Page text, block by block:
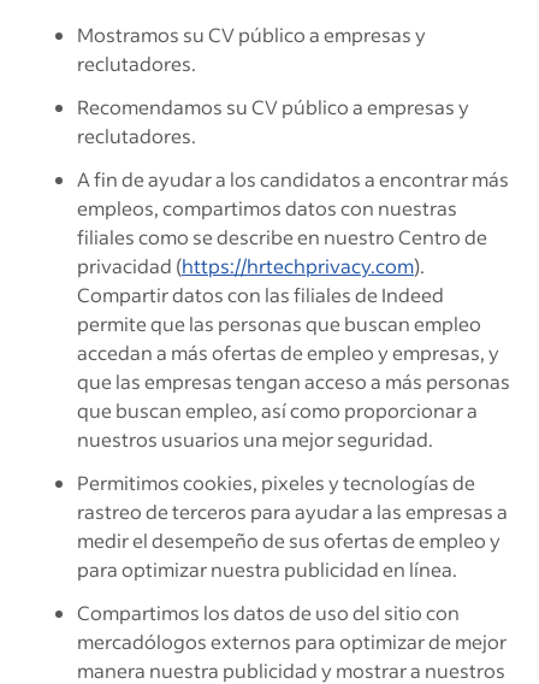
Mostramos su CV público a empresas y
reclutadores.
Recomendamos su CV público a empresas y
reclutadores.
A fin de ayudar a los candidatos a encontrar más
empleos, compartimos datos con nuestras
filiales como se describe en nuestro Centro de
privacidad (https://hrtechprivacy.com).
Compartir datos con las filiales de Indeed
permite que las personas que buscan empleo
accedan a más ofertas de empleo y empresas, y
que las empresas tengan acceso a más personas
que buscan empleo, así como proporcionar a
nuestros usuarios una mejor seguridad.
Permitimos cookies, pixeles y tecnologías de
rastreo de terceros para ayudar a las empresas a
medir el desempeño de sus ofertas de empleo y
para optimizar nuestra publicidad en línea.
Compartimos los datos de uso del sitio con
mercadólogos externos para optimizar de mejor
manera nuestra publicidad y mostrar a nuestros